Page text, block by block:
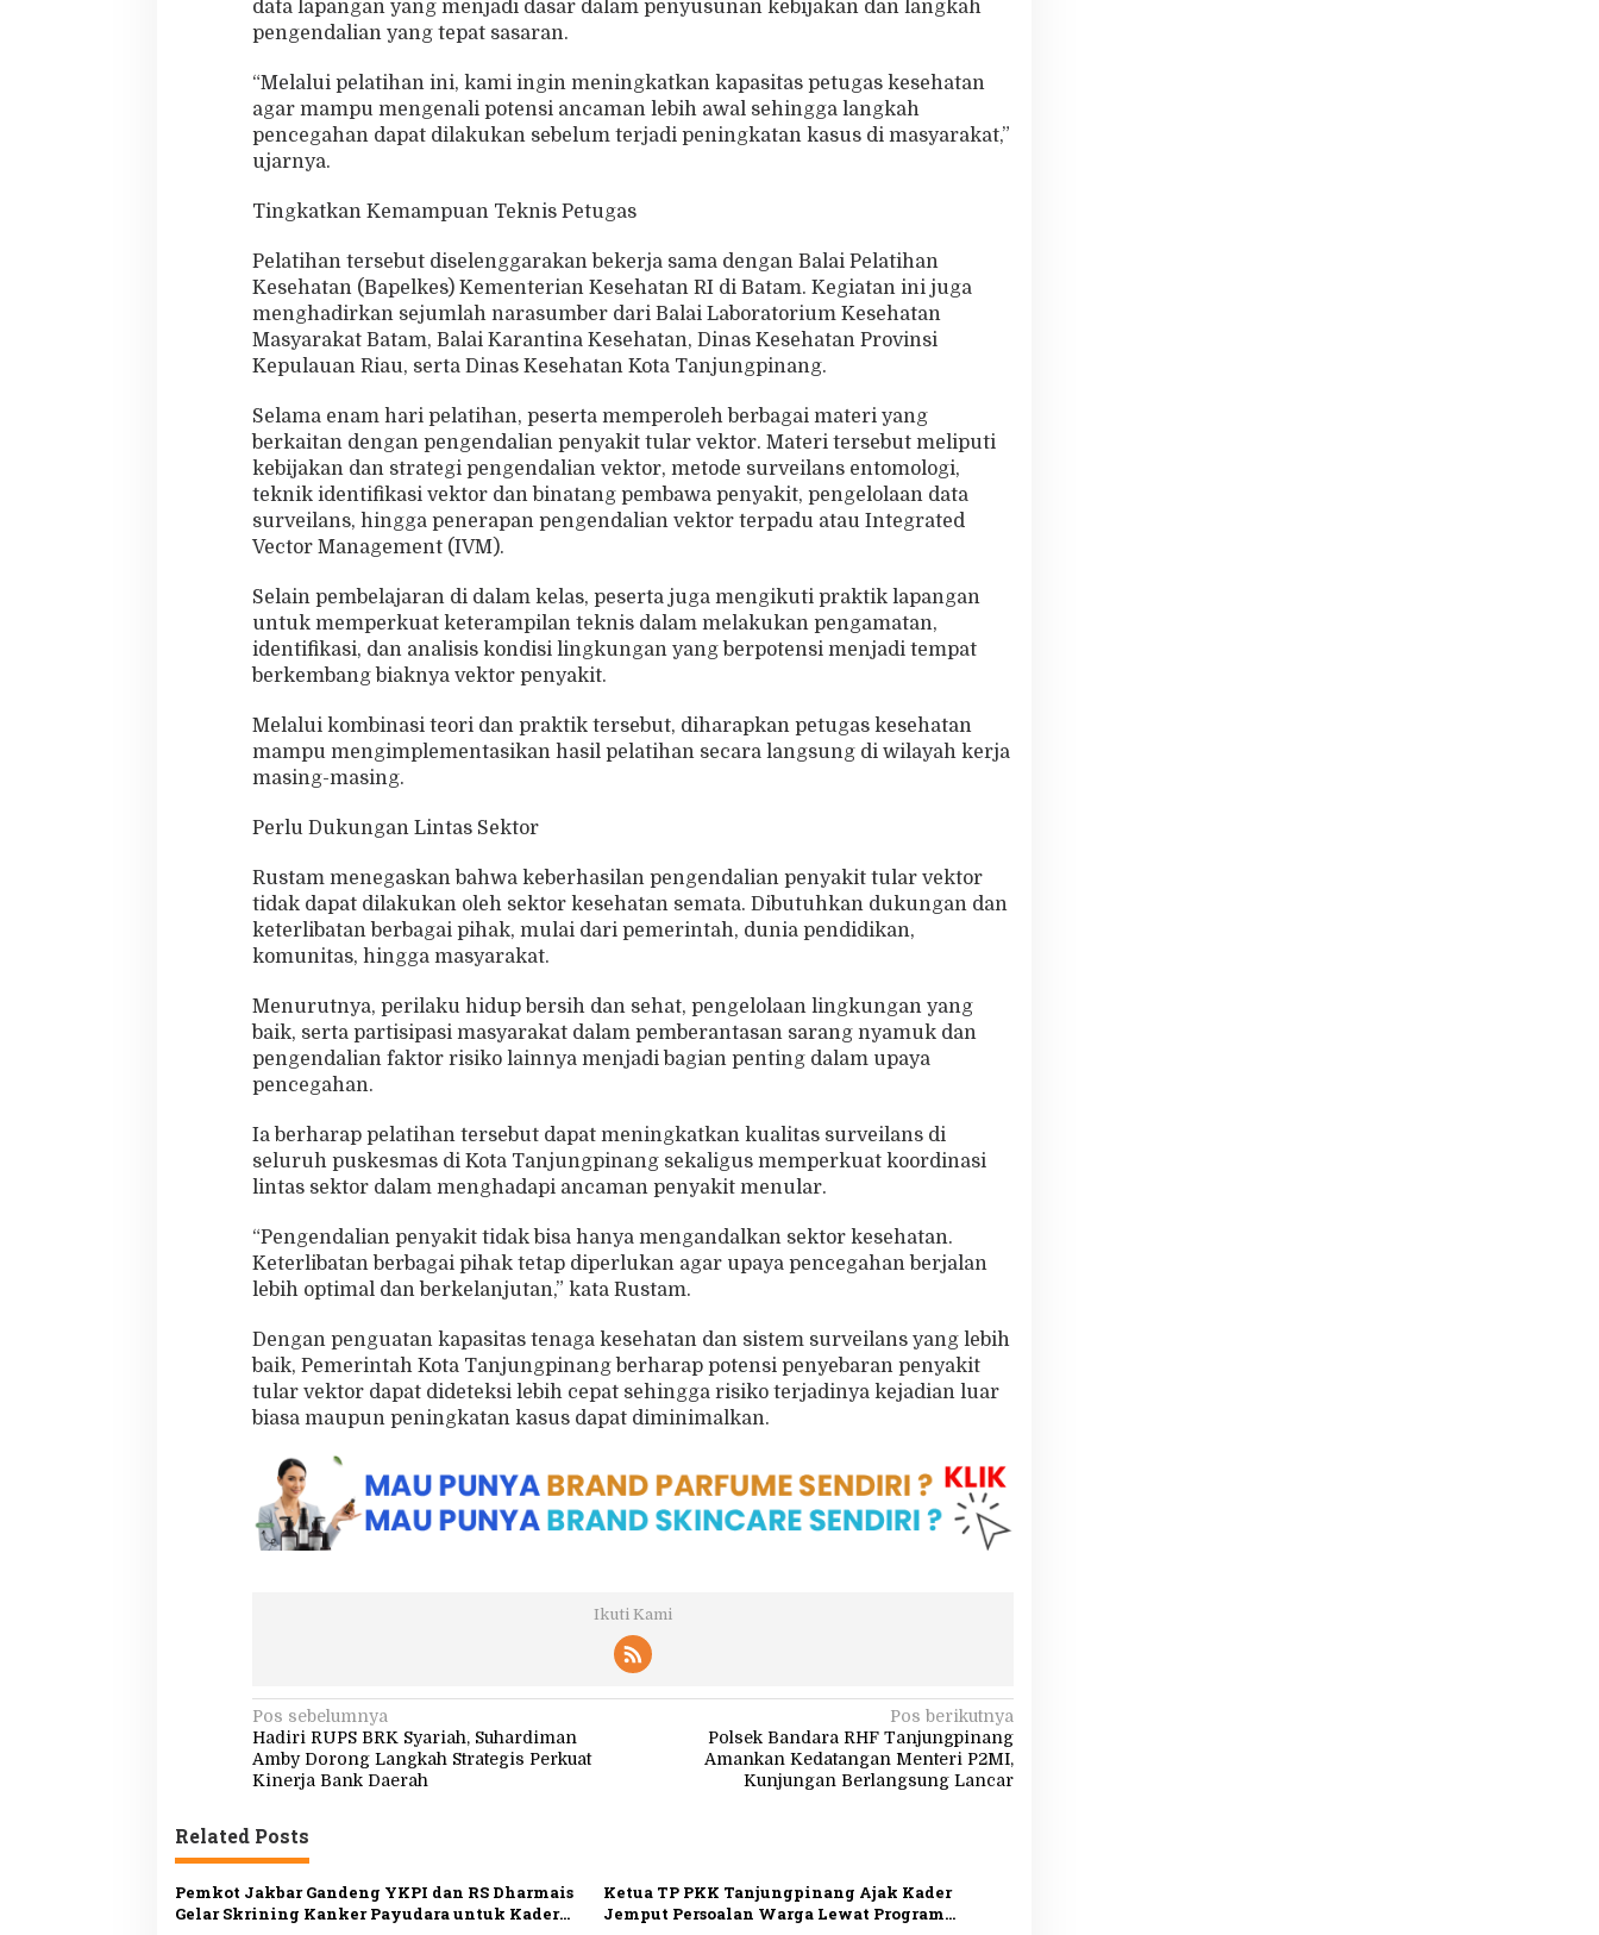
data lapangan yang menjadi dasar dalam penyusunan kebijakan dan langkah
pengendalian yang tepat sasaran.
“Melalui pelatihan ini, kami ingin meningkatkan kapasitas petugas kesehatan
agar mampu mengenali potensi ancaman lebih awal sehingga langkah
pencegahan dapat dilakukan sebelum terjadi peningkatan kasus di masyarakat,”
ujarnya.
Tingkatkan Kemampuan Teknis Petugas
Pelatihan tersebut diselenggarakan bekerja sama dengan Balai Pelatihan
Kesehatan (Bapelkes) Kementerian Kesehatan RI di Batam. Kegiatan ini juga
menghadirkan sejumlah narasumber dari Balai Laboratorium Kesehatan
Masyarakat Batam, Balai Karantina Kesehatan, Dinas Kesehatan Provinsi
Kepulauan Riau, serta Dinas Kesehatan Kota Tanjungpinang.
Selama enam hari pelatihan, peserta memperoleh berbagai materi yang
berkaitan dengan pengendalian penyakit tular vektor. Materi tersebut meliputi
kebijakan dan strategi pengendalian vektor, metode surveilans entomologi,
teknik identifikasi vektor dan binatang pembawa penyakit, pengelolaan data
surveilans, hingga penerapan pengendalian vektor terpadu atau Integrated
Vector Management (IVM).
Selain pembelajaran di dalam kelas, peserta juga mengikuti praktik lapangan
untuk memperkuat keterampilan teknis dalam melakukan pengamatan,
identifikasi, dan analisis kondisi lingkungan yang berpotensi menjadi tempat
berkembang biaknya vektor penyakit.
Melalui kombinasi teori dan praktik tersebut, diharapkan petugas kesehatan
mampu mengimplementasikan hasil pelatihan secara langsung di wilayah kerja
masing-masing.
Perlu Dukungan Lintas Sektor
Rustam menegaskan bahwa keberhasilan pengendalian penyakit tular vektor
tidak dapat dilakukan oleh sektor kesehatan semata. Dibutuhkan dukungan dan
keterlibatan berbagai pihak, mulai dari pemerintah, dunia pendidikan,
komunitas, hingga masyarakat.
Menurutnya, perilaku hidup bersih dan sehat, pengelolaan lingkungan yang
baik, serta partisipasi masyarakat dalam pemberantasan sarang nyamuk dan
pengendalian faktor risiko lainnya menjadi bagian penting dalam upaya
pencegahan.
Ia berharap pelatihan tersebut dapat meningkatkan kualitas surveilans di
seluruh puskesmas di Kota Tanjungpinang sekaligus memperkuat koordinasi
lintas sektor dalam menghadapi ancaman penyakit menular.
“Pengendalian penyakit tidak bisa hanya mengandalkan sektor kesehatan.
Keterlibatan berbagai pihak tetap diperlukan agar upaya pencegahan berjalan
lebih optimal dan berkelanjutan,” kata Rustam.
Dengan penguatan kapasitas tenaga kesehatan dan sistem surveilans yang lebih
baik, Pemerintah Kota Tanjungpinang berharap potensi penyebaran penyakit
tular vektor dapat dideteksi lebih cepat sehingga risiko terjadinya kejadian luar
biasa maupun peningkatan kasus dapat diminimalkan.
Ikuti Kami
N
a
v
i
g
a
s
Pos sebelumnya
Hadiri RUPS BRK Syariah, Suhardiman
Amby Dorong Langkah Strategis Perkuat
Kinerja Bank Daerah
Pos berikutnya
Polsek Bandara RHF Tanjungpinang
Amankan Kedatangan Menteri P2MI,
Kunjungan Berlangsung Lancar
Related Posts
Pemkot Jakbar Gandeng YKPI dan RS Dharmais
Gelar Skrining Kanker Payudara untuk Kader
Ketua TP PKK Tanjungpinang Ajak Kader
Jemput Persoalan Warga Lewat Program